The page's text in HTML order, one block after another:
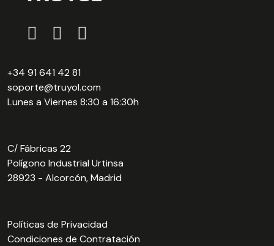
+34 91 641 42 81
soporte@truyol.com
Lunes a Viernes 8:30 a 16:30h
C/ Fábricas 22
Polígono Industrial Urtinsa
28923 - Alcorcón, Madrid
Políticas de Privacidad
Condiciones de Contratación